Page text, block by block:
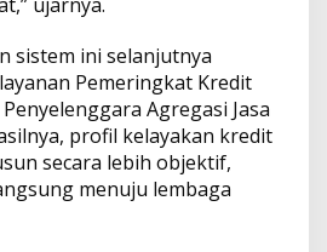
sistem ini selanjutnya
Pemeringkat Kredit
Agregasi Jasa
profil kelayakan kredit
secara lebih objektif,
menuju lembaga